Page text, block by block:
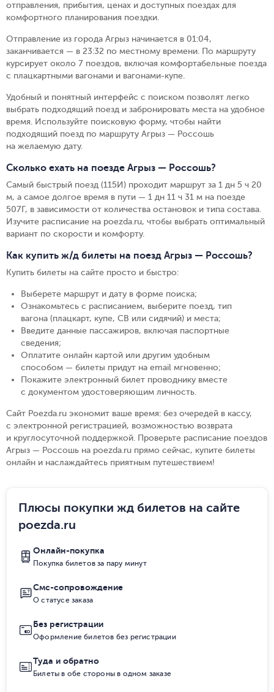
отправления, прибытия, ценах и доступных поездах для
комфортного планирования поездки.
Отправление из города Агрыз начинается в 01:04,
заканчивается — в 23:32 по местному времени. По маршруту
курсирует около 7 поездов, включая комфортабельные поезда
с плацкартными вагонами и вагонами-купе.
Удобный и понятный интерфейс с поиском позволят легко
выбрать подходящий поезд и забронировать места на удобное
время. Используйте поисковую форму, чтобы найти
подходящий поезд по маршруту Агрыз — Россошь
на желаемую дату.
Сколько ехать на поезде Агрыз — Россошь?
Самый быстрый поезд (115И) проходит маршрут за 1 дн 5 ч 20
м, а самое долгое время в пути — 1 дн 11 ч 31 м на поезде
507Г, в зависимости от количества остановок и типа состава.
Изучите расписание на poezda.ru, чтобы выбрать оптимальный
вариант по скорости и комфорту.
Как купить ж/д билеты на поезд Агрыз — Россошь?
Купить билеты на сайте просто и быстро:
Выберете маршрут и дату в форме поиска;
Ознакомьтесь с расписанием, выберите поезд, тип
вагона (плацкарт, купе, СВ или сидячий) и места;
Введите данные пассажиров, включая паспортные
сведения;
Оплатите онлайн картой или другим удобным
способом — билеты придут на email мгновенно;
Покажите электронный билет проводнику вместе
с документом удостоверяющим личность.
Сайт Poezda.ru экономит ваше время: без очередей в кассу,
с электронной регистрацией, возможностью возврата
и круглосуточной поддержкой. Проверьте расписание поездов
Агрыз — Россошь на poezda.ru прямо сейчас, купите билеты
онлайн и наслаждайтесь приятным путешествием!
Плюсы покупки жд билетов на сайте
poezda.ru
Онлайн-покупка
Покупка билетов за пару минут
Смс-сопровождение
О статусе заказа
Без регистрации
Оформление билетов без регистрации
Туда и обратно
Билеты в обе стороны в одном заказе